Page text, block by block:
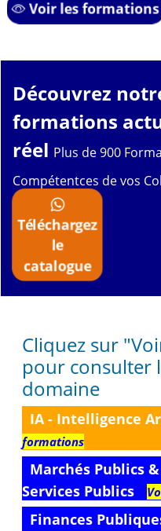
Voir les formations
Découvrez
formations
réel Plus de 900
Compétentces de vos
Téléchargez
le
catalogue
Cliquez sur
pour consulter
domaine
IA - Intelligence
formations
Marchés Publics
Services Publics
Finances